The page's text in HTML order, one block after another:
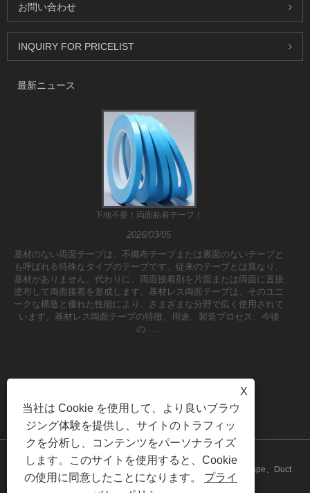
お問い合わせ
INQUIRY FOR PRICELIST
最新ニュース
下地不要！両面粘着テープ！
2026/03/05
基材のない両面テープは、不織布テープまたは裏面のないテープと
も呼ばれる特殊なタイプのテープです。従来のテープとは異なり、
基材がありません。代わりに、両面接着剤を片面または両面に直接
塗布して両面接着を形成します。基材レス両面テープは、そのユニ
ークな構造と優れた性能により、さまざまな分野で広く使用されて
います。基材レス両面テープの特徴、用途、製造プロセス、今後
の......
Copyright©2023 Yilane（Shanghai）Industrial Co Ltd -PVC Tape、Duct
X
当社は Cookie を使用して、より良いブラウ
ジング体験を提供し、サイトのトラフィッ
クを分析し、コンテンツをパーソナライズ
します。このサイトを使用すると、Cookie
の使用に同意したことになります。 プライ